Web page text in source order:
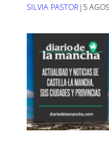
SILVIA PASTOR | 5